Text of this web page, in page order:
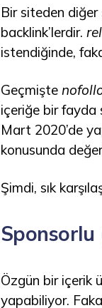
Bir siteden
backlink’lerdir.
istendiğinde,
Geçmişte
içeriğe bir fayda
Mart 2020’de
konusunda
Şimdi, sık
Sponsorlu
Özgün bir içerik
yapabiliyor.